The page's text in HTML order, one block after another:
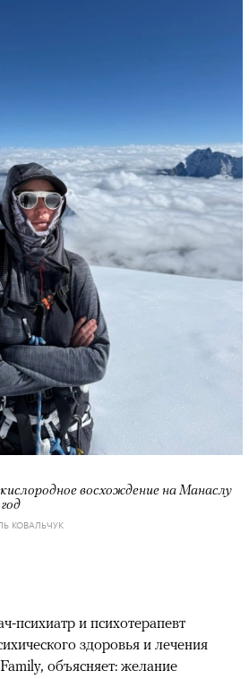
восхождение на Манаслу
КОВАЛЬЧУК
психиатр и психотерапевт
здоровья и лечения
объясняет: желание